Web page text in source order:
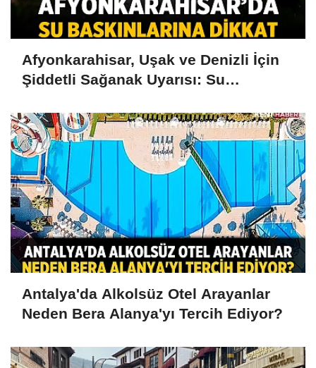
Afyonkarahisar, Uşak ve Denizli İçin
Şiddetli Sağanak Uyarısı: Su
Antalya'da Alkolsüz Otel Arayanlar
Neden Bera Alanya'yı Tercih Ediyor?